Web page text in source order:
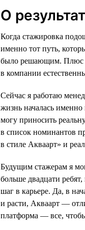
О
Когда стажировка
именно тот путь,
было решающим. Плюс
в компании
Сейчас я работаю
жизнь началась именно
могу приносить
в список номинантов
в стиле Акваарт» и
Будущим стажерам я
больше двадцати
шаг в карьере. Да, в
и расти, Акваарт —
платформа — все,